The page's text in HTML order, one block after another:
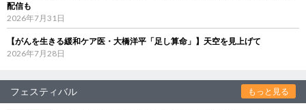
配信も
2026年7月31日
【がんを生きる緩和ケア医・大橋洋平「足し算命」】天空を見上げて
2026年7月28日
フェスティバル もっと見る